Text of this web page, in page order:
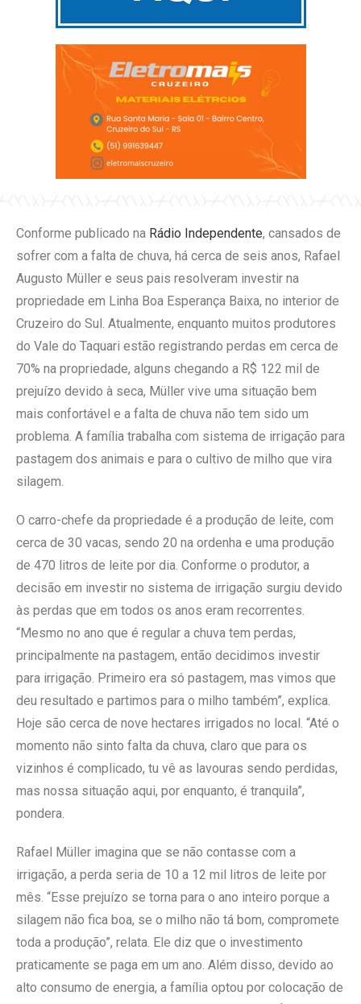
Conforme publicado na Rádio Independente, cansados de
sofrer com a falta de chuva, há cerca de seis anos, Rafael
Augusto Müller e seus pais resolveram investir na
propriedade em Linha Boa Esperança Baixa, no interior de
Cruzeiro do Sul. Atualmente, enquanto muitos produtores
do Vale do Taquari estão registrando perdas em cerca de
70% na propriedade, alguns chegando a R$ 122 mil de
prejuízo devido à seca, Müller vive uma situação bem
mais confortável e a falta de chuva não tem sido um
problema. A família trabalha com sistema de irrigação para
pastagem dos animais e para o cultivo de milho que vira
silagem.
O carro-chefe da propriedade é a produção de leite, com
cerca de 30 vacas, sendo 20 na ordenha e uma produção
de 470 litros de leite por dia. Conforme o produtor, a
decisão em investir no sistema de irrigação surgiu devido
às perdas que em todos os anos eram recorrentes.
“Mesmo no ano que é regular a chuva tem perdas,
principalmente na pastagem, então decidimos investir
para irrigação. Primeiro era só pastagem, mas vimos que
deu resultado e partimos para o milho também”, explica.
Hoje são cerca de nove hectares irrigados no local. “Até o
momento não sinto falta da chuva, claro que para os
vizinhos é complicado, tu vê as lavouras sendo perdidas,
mas nossa situação aqui, por enquanto, é tranquila”,
pondera.
Rafael Müller imagina que se não contasse com a
irrigação, a perda seria de 10 a 12 mil litros de leite por
mês. “Esse prejuízo se torna para o ano inteiro porque a
silagem não fica boa, se o milho não tá bom, compromete
toda a produção”, relata. Ele diz que o investimento
praticamente se paga em um ano. Além disso, devido ao
alto consumo de energia, a família optou por colocação de